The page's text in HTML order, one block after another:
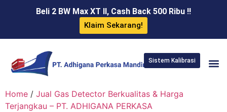
Beli 2 BW Max XT II, Cash Back 500 Ribu !!
Klaim Sekarang!
Sistem Kalibrasi
Home / Jual Gas Detector Berkualitas & Harga
Terjangkau – PT. ADHIGANA PERKASA